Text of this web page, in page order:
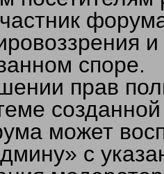
споре.
прав
может
с